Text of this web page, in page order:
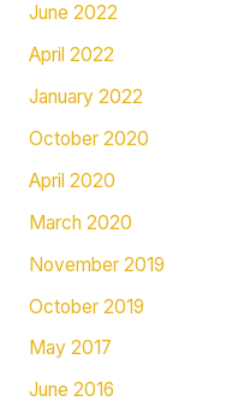
June 2022
April 2022
January 2022
October 2020
April 2020
March 2020
November 2019
October 2019
May 2017
June 2016